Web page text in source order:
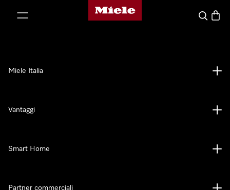
Homepage di Miele
Cerca
Miele Italia
Vantaggi
Smart Home
Partner commerciali